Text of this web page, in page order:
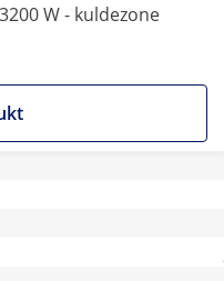
W - kuldezone